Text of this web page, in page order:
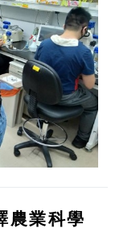
農業科學